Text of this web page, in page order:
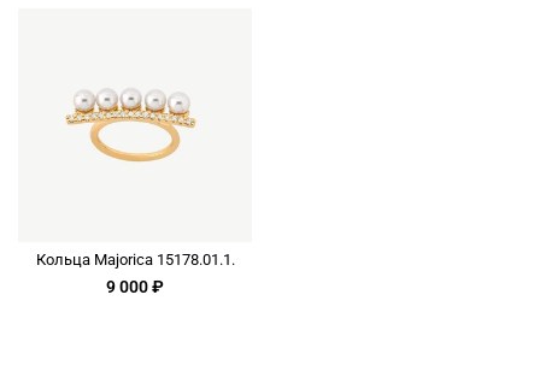
Кольца Majorica 15178.01.1.
9 000 ₽